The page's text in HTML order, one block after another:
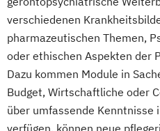
Leitung einer
eines Wohnbereichs
Leitung eines
Mentor und
Palliative Care für
Pflegeberater (nach §
Qualifizierung zum/r
Qualitätsbeauftragter
Schwerstpflege und
verschiedenen
pharmazeutischen Themen,
oder ethischen Aspekten der
Dazu kommen Module in
Budget, Wirtschaftliche oder
über umfassende Kenntnisse
verfügen, können neue